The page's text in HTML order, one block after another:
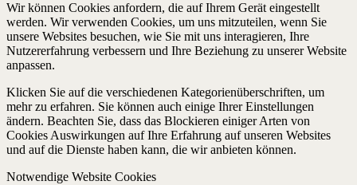
Wir können Cookies anfordern, die auf Ihrem Gerät eingestellt
werden. Wir verwenden Cookies, um uns mitzuteilen, wenn Sie
unsere Websites besuchen, wie Sie mit uns interagieren, Ihre
Nutzererfahrung verbessern und Ihre Beziehung zu unserer Website
anpassen.
Klicken Sie auf die verschiedenen Kategorienüberschriften, um
mehr zu erfahren. Sie können auch einige Ihrer Einstellungen
ändern. Beachten Sie, dass das Blockieren einiger Arten von
Cookies Auswirkungen auf Ihre Erfahrung auf unseren Websites
und auf die Dienste haben kann, die wir anbieten können.
Notwendige Website Cookies